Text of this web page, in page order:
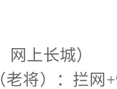
网上长城）
老将）：拦网